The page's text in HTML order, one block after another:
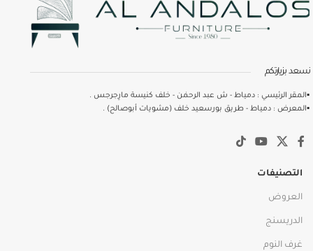
نسعد بزيارتكم
▪️المقر الرئيسي : دمياط - ش عبد الرحمٰن - خلف كنيسة مارِجرجس .
▪️المعرض : دمياط - طريق بورسعيد خلف (مشويات أبوصالح) .
التصنيفات
العروض
الدريسنج
غرف النوم